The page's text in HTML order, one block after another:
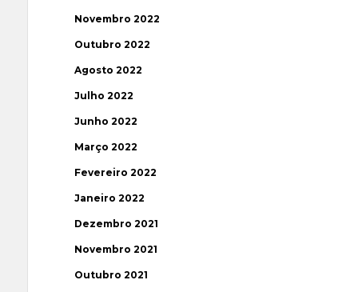
Novembro 2022
Outubro 2022
Agosto 2022
Julho 2022
Junho 2022
Março 2022
Fevereiro 2022
Janeiro 2022
Dezembro 2021
Novembro 2021
Outubro 2021